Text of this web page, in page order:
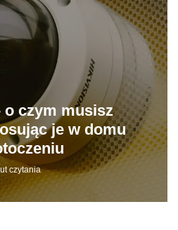
o czym musisz
je w domu
czytania